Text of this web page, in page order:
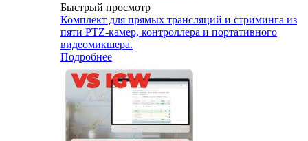
Быстрый просмотр
Комплект для прямых трансляций и стриминга из
пяти PTZ-камер, контроллера и портативного
видеомикшера.
Подробнее